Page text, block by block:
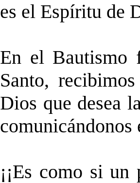
es el Espíritu de
En el Bautismo
Santo,
Dios que desea
¡¡Es como si